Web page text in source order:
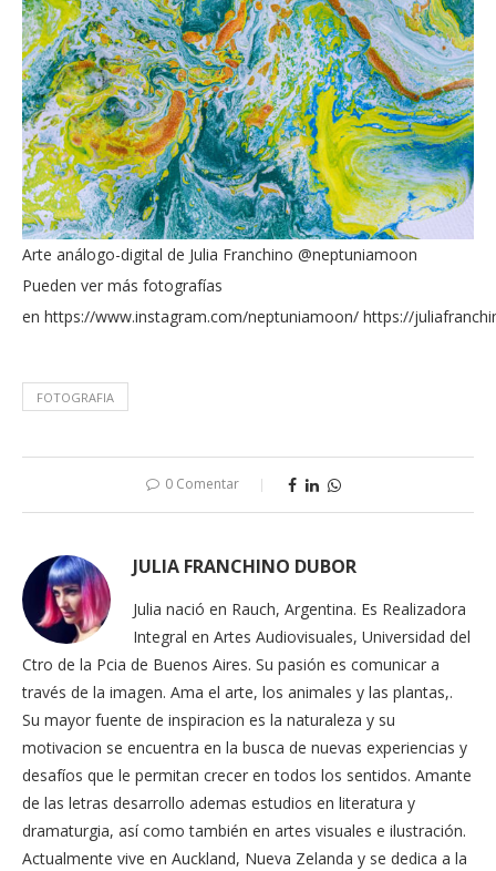
Arte análogo-digital de Julia Franchino @neptuniamoon
Pueden ver más fotografías
en https://www.instagram.com/neptuniamoon/ https://
FOTOGRAFIA
0 Comentar
JULIA FRANCHINO DUBOR
Julia nació en Rauch, Argentina. Es Realizadora
Integral en Artes Audiovisuales, Universidad del
Ctro de la Pcia de Buenos Aires. Su pasión es comunicar a
través de la imagen. Ama el arte, los animales y las plantas,.
Su mayor fuente de inspiracion es la naturaleza y su
motivacion se encuentra en la busca de nuevas experiencias y
desafíos que le permitan crecer en todos los sentidos. Amante
de las letras desarrollo ademas estudios en literatura y
dramaturgia, así como también en artes visuales e ilustración.
Actualmente vive en Auckland, Nueva Zelanda y se dedica a la